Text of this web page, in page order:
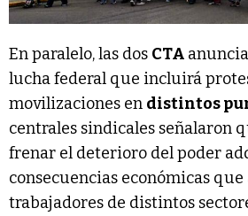
En paralelo, las dos CTA
lucha federal que incluirá
movilizaciones en distintos
centrales sindicales señalaron
frenar el deterioro del poder
consecuencias económicas
trabajadores de distintos